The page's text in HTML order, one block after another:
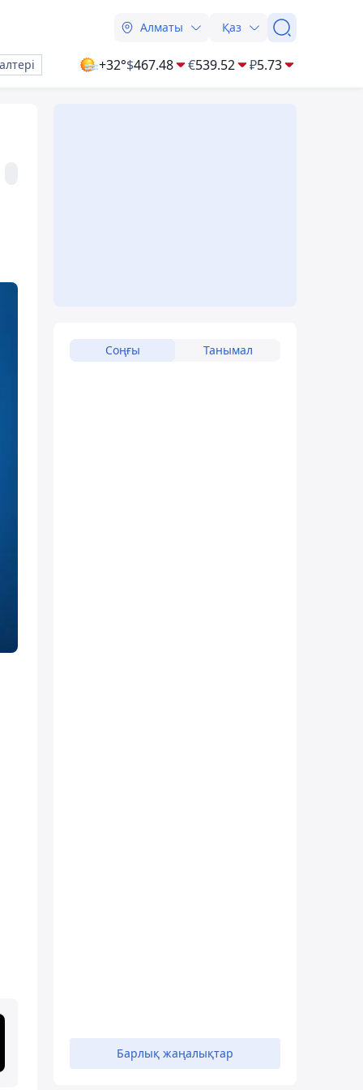
Алматы Қаз
+32°$467.48 €539.52 ₽5.73
Соңғы Танымал
Барлық жаңалықтар